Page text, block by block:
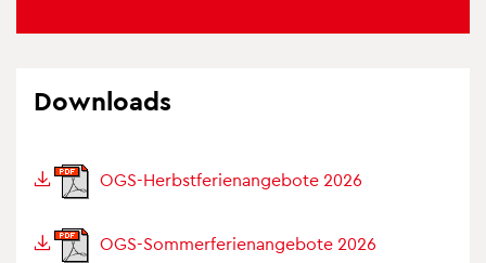
Down­loads
OGS-Herbst­fe­ri­en­an­ge­bote 2026
OGS-Som­mer­fe­ri­en­an­ge­bote 2026